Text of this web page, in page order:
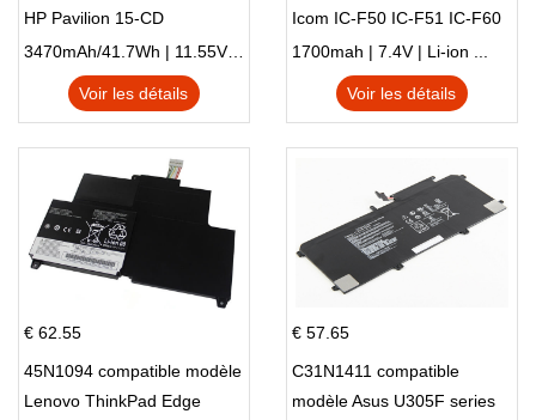
HP Pavilion 15-CD
3470mAh/41.7Wh | 11.55V | Li-ion ...
Voir les détails
Icom IC-F50 IC-F51 IC-F60
IC-F61 IC-M87
1700mah | 7.4V | Li-ion ...
Voir les détails
€ 62.55
45N1094 compatible modèle
Lenovo ThinkPad Edge
€ 57.65
C31N1411 compatible
modèle Asus U305F series